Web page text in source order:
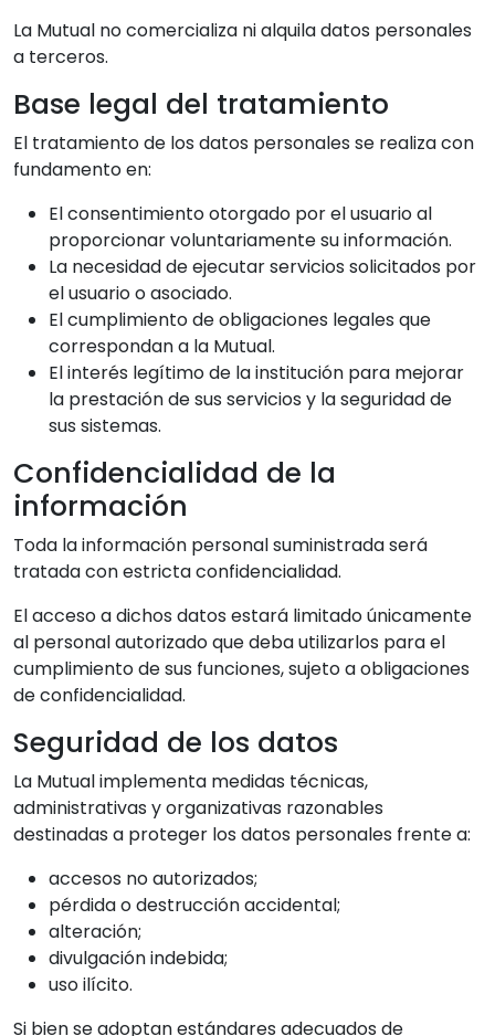
La Mutual no comercializa ni alquila datos personales
a terceros.
Base legal del tratamiento
El tratamiento de los datos personales se realiza con
fundamento en:
El consentimiento otorgado por el usuario al
proporcionar voluntariamente su información.
La necesidad de ejecutar servicios solicitados por
el usuario o asociado.
El cumplimiento de obligaciones legales que
correspondan a la Mutual.
El interés legítimo de la institución para mejorar
la prestación de sus servicios y la seguridad de
sus sistemas.
Confidencialidad de la
información
Toda la información personal suministrada será
tratada con estricta confidencialidad.
El acceso a dichos datos estará limitado únicamente
al personal autorizado que deba utilizarlos para el
cumplimiento de sus funciones, sujeto a obligaciones
de confidencialidad.
Seguridad de los datos
La Mutual implementa medidas técnicas,
administrativas y organizativas razonables
destinadas a proteger los datos personales frente a:
accesos no autorizados;
pérdida o destrucción accidental;
alteración;
divulgación indebida;
uso ilícito.
Si bien se adoptan estándares adecuados de